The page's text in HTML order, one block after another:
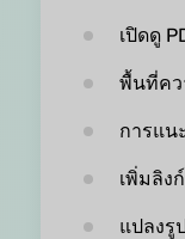
เปิดดู
พื้นที่คว
การแน
เพิ่มลิงก์
แปลงรู